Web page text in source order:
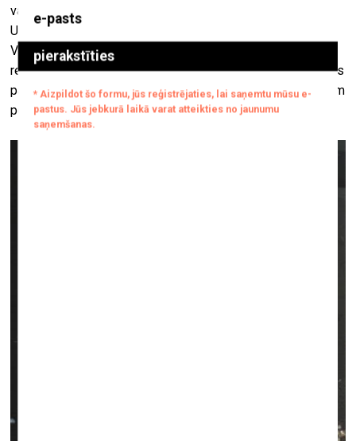
var apsēsties un noskaņot visu kopumu, kopējo skanējumu.
Un vienmēr gribas, lai šai darba daļai atliek vairāk laika.
Vienkārši norimt, piesēst un sajust telpu skaņā. Tomēr
reizēm uzstādīšanas process prasa vairāk laika, nekā ir bijis
paredzēts, un vienmēr gribas vēl mazlietiņ laika šim pēdējam
posmam. Lai to izbaudītu.